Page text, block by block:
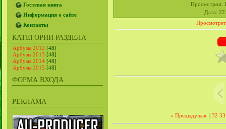
Гостевая книга
Информация о сайте
Контакты
КАТЕГОРИИ РАЗДЕЛА
Арбузы 2012 [48]
Арбузы 2013 [48]
Арбузы 2014 [48]
Арбузы 2015 [48]
ФОРМА ВХОДА
РЕКЛАМА
Просмотров:
Дата:
« Предыдущая | 32 33